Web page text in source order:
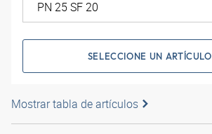
SELECCIONE UN ARTÍCULO
Mostrar tabla de artículos